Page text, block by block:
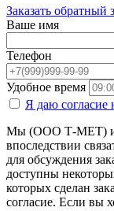
Заказать обратный
Ваше имя
Телефон
Удобное время
Я даю согласие
Мы (ООО Т-МЕТ)
впоследствии
для обсуждения
доступны
которых сделан
согласие. Если вы